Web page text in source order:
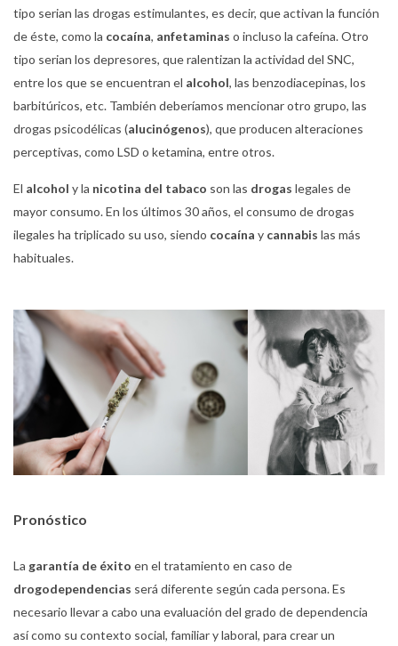
tipo serian las drogas estimulantes, es decir, que activan la función
de éste, como la cocaína, anfetaminas o incluso la cafeína. Otro
tipo serian los depresores, que ralentizan la actividad del SNC,
entre los que se encuentran el alcohol, las benzodiacepinas, los
barbitúricos, etc. También deberíamos mencionar otro grupo, las
drogas psicodélicas (alucinógenos), que producen alteraciones
perceptivas, como LSD o ketamina, entre otros.
El alcohol y la nicotina del tabaco son las drogas legales de
mayor consumo. En los últimos 30 años, el consumo de drogas
ilegales ha triplicado su uso, siendo cocaína y cannabis las más
habituales.
Pronóstico
La garantía de éxito en el tratamiento en caso de
drogodependencias será diferente según cada persona. Es
necesario llevar a cabo una evaluación del grado de dependencia
así como su contexto social, familiar y laboral, para crear un